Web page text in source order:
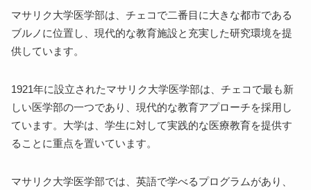
マサリク大学医学部は、チェコで二番目に大きな都市である
ブルノに位置し、現代的な教育施設と充実した研究環境を提
供しています。
1921年に設立されたマサリク大学医学部は、チェコで最も新
しい医学部の一つであり、現代的な教育アプローチを採用し
ています。大学は、学生に対して実践的な医療教育を提供す
ることに重点を置いています。
マサリク大学医学部では、英語で学べるプログラムがあり、